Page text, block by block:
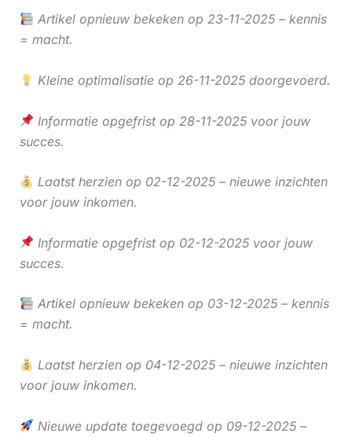
Artikel opnieuw bekeken op 23-11-2025 – kennis
= macht.
Kleine optimalisatie op 26-11-2025 doorgevoerd.
Informatie opgefrist op 28-11-2025 voor jouw
succes.
Laatst herzien op 02-12-2025 – nieuwe inzichten
voor jouw inkomen.
Informatie opgefrist op 02-12-2025 voor jouw
succes.
Artikel opnieuw bekeken op 03-12-2025 – kennis
= macht.
Laatst herzien op 04-12-2025 – nieuwe inzichten
voor jouw inkomen.
Nieuwe update toegevoegd op 09-12-2025 –